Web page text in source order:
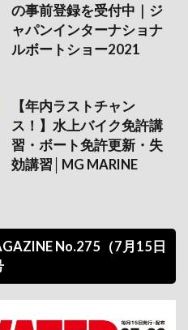
の事前登録を受付中｜ジ
ャパンインターナショナ
ルボートショー2021
【年内ラストチャン
ス！】水上バイク免許講
習・ボート免許更新・失
効講習│MG MARINE
No.275（7月15日